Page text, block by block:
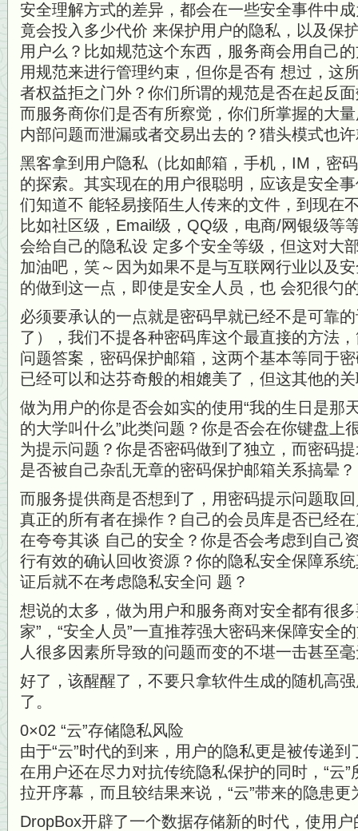
安全理解方式的差异，都会在一些安全事件中
竟会投入多少代价 来保护用户的隐私，以及保
用户么？比如规范这个东西，服务商会用自己
用规范来进行管理约束，但你是否有 想过，这
者权益拒之门外？你们所谓的规范是否在起反
而服务商你们是否有所察觉，你们所掌握的大
内部问题而泄漏或者交易出去的？猎头模式也
黑客拿到用户隐私（比如邮箱，手机，IM，密
的探索。其实现在的用户很聪明，应该是安全
们知道不 能轻易接陌生人传来的文件，到现在
比如社区级，Email级，QQ级，电商/网银级等
会给自己的隐私设 定多个安全等级，但这对大
加油吧，笑～因为如果不是与互联网行业以及
的做到这一点，即使是安全人员，也 会犯很勺
必须要承认的一点就是密码早就已经不是可靠
了），我们不提各种密码库这个最直接的方法
问题答案，密码保护邮箱，这两个基本等同于
已经可以和达芬奇般的相媲美了，但这其他的
做为用户的你是否会如实的使用“我的生日是那
的大学叫什么”此类问题？你是否会在你键盘上
为提示问题？你是否密码做到了独立，而密码
是否被自己杂乱无章的密码保护邮箱关系搞晕？
而服务提供商是否想到了，用密码提示问题取
真正的所有者在操作？自己的会员库是否已经
在夸夸其谈 自己的安全？你是否会考虑到自己
行有效的确认回收资源？你的隐私安全保障系
证后就不在考虑隐私安全问 题？
想说的太多，做为用户和服务商对安全都有很
家”，“安全人员”一直推荐强大密码来保障安全
人很多因素所导致的问题而变的不堪一击甚至
好了，该醒醒了，不要只拿软件生成的随机高
了。
0×02 “云”存储隐私风险
由于“云”时代的到来，用户的隐私更是被传递到
在用户还在尽力对抗传统隐私保护的同时，“云
拉开序幕，而且较结果来说，“云”带来的隐患更
DropBox开辟了一个数据存储新的时代，使用